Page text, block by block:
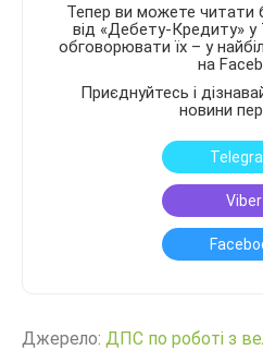
Тепер ви можете читати
від «Дебету-Кредиту» у
обговорювати їх – у
на
Приєднуйтесь і
новини
Viber
Джерело: ДПС по роботі з